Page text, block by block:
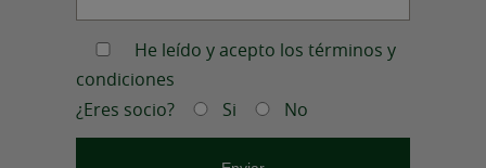
He leído y acepto los términos y
condiciones
¿Eres socio?
Si No